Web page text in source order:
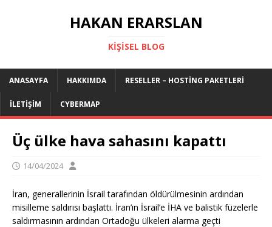
HAKAN ERARSLAN
KIŞISEL BLOG
ANASAYFA HAKKIMDA RESELLER – HOSTING PAKETLERI
İLETIŞIM CYBERMAP
Üç ülke hava sahasını kapattı
14/04/2024
İran, generallerinin İsrail tarafından öldürülmesinin ardından
misilleme saldırısı başlattı. İran’ın İsrail’e İHA ve balistik füzelerle
saldırmasının ardından Ortadoğu ülkeleri alarma geçti